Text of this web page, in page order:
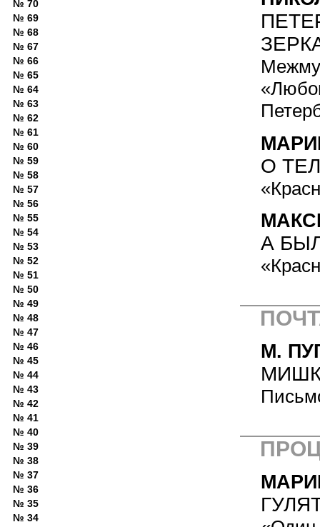
О
А
М.
№ 70
№ 69
№ 68
№ 67
№ 66
№ 65
№ 64
№ 63
№ 62
№ 61
№ 60
№ 59
№ 58
№ 57
№ 56
№ 55
№ 54
№ 53
№ 52
№ 51
№ 50
№ 49
№ 48
№ 47
№ 46
№ 45
№ 44
№ 43
№ 42
№ 41
№ 40
№ 39
№ 38
№ 37
№ 36
№ 35
№ 34